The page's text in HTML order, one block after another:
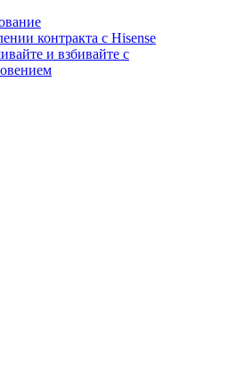
контракта с Hisense
и взбивайте с